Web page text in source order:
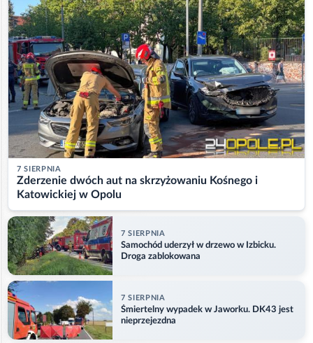
7 SIERPNIA
Zderzenie dwóch aut na skrzyżowaniu Kośnego i
Katowickiej w Opolu
7 SIERPNIA
Samochód uderzył w drzewo w Izbicku.
Droga zablokowana
7 SIERPNIA
Śmiertelny wypadek w Jaworku. DK43 jest
nieprzejezdna